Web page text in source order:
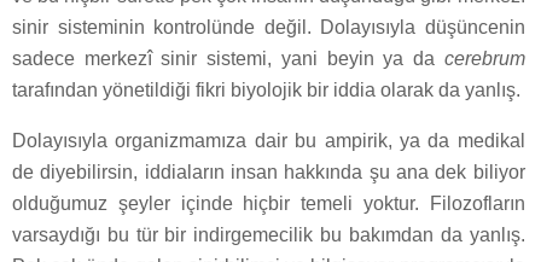
sinir sisteminin kontrolünde değil. Dolayısıyla düşüncenin
sadece merkezî sinir sistemi, yani beyin ya da cerebrum
tarafından yönetildiği fikri biyolojik bir iddia olarak da yanlış.
Dolayısıyla organizmamıza dair bu ampirik, ya da medikal
de diyebilirsin, iddiaların insan hakkında şu ana dek biliyor
olduğumuz şeyler içinde hiçbir temeli yoktur. Filozofların
varsaydığı bu tür bir indirgemecilik bu bakımdan da yanlış.